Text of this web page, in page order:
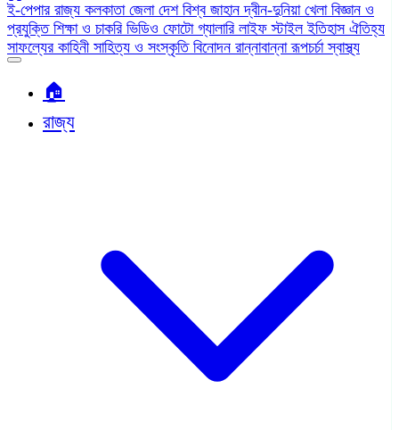
ই-পেপার রাজ্য কলকাতা জেলা দেশ বিশ্ব জাহানদ্বীন-দুনিয়া খেলা বিজ্ঞান ও
প্রযুক্তি শিক্ষা ও চাকরি ভিডিও ফোটো গ্যালারি লাইফ স্টাইলইতিহাস ঐতিহ্য
সাফল্যের কাহিনী সাহিত্য ও সংস্কৃতি বিনোদন রান্নাবান্নারূপচর্চাস্বাস্থ্য
🏠︎
রাজ্য